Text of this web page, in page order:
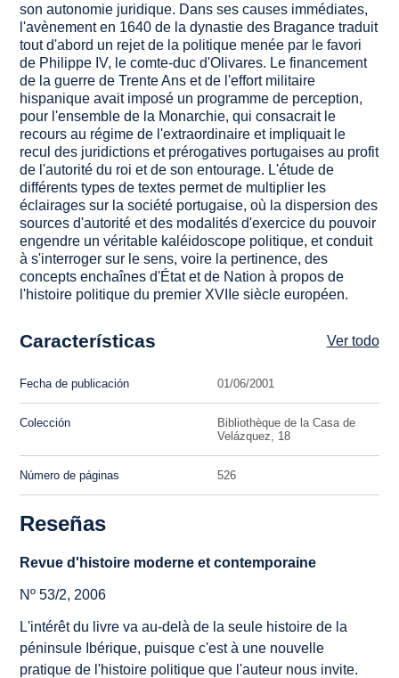
son autonomie juridique. Dans ses causes immédiates,
l'avènement en 1640 de la dynastie des Bragance traduit
tout d'abord un rejet de la politique menée par le favori
de Philippe IV, le comte-duc d'Olivares. Le financement
de la guerre de Trente Ans et de l'effort militaire
hispanique avait imposé un programme de perception,
pour l'ensemble de la Monarchie, qui consacrait le
recours au régime de l'extraordinaire et impliquait le
recul des juridictions et prérogatives portugaises au profit
de l'autorité du roi et de son entourage. L'étude de
différents types de textes permet de multiplier les
éclairages sur la société portugaise, où la dispersion des
sources d'autorité et des modalités d'exercice du pouvoir
engendre un véritable kaléidoscope politique, et conduit
à s'interroger sur le sens, voire la pertinence, des
concepts enchaînes d'État et de Nation à propos de
l'histoire politique du premier XVIIe siècle européen.
Características Ver todo
Fecha de publicación 01/06/2001
Colección
Bibliothèque de la Casa de
Velázquez, 18
Número de páginas 526
Reseñas
Revue d'histoire moderne et contemporaine
Nº 53/2, 2006
L'intérêt du livre va au-delà de la seule histoire de la
péninsule Ibérique, puisque c'est à une nouvelle
pratique de l'histoire politique que l'auteur nous invite.